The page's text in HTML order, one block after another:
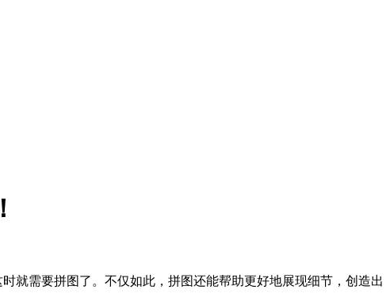
就需要拼图了。不仅如此，拼图还能帮助更好地展现细节，创造出